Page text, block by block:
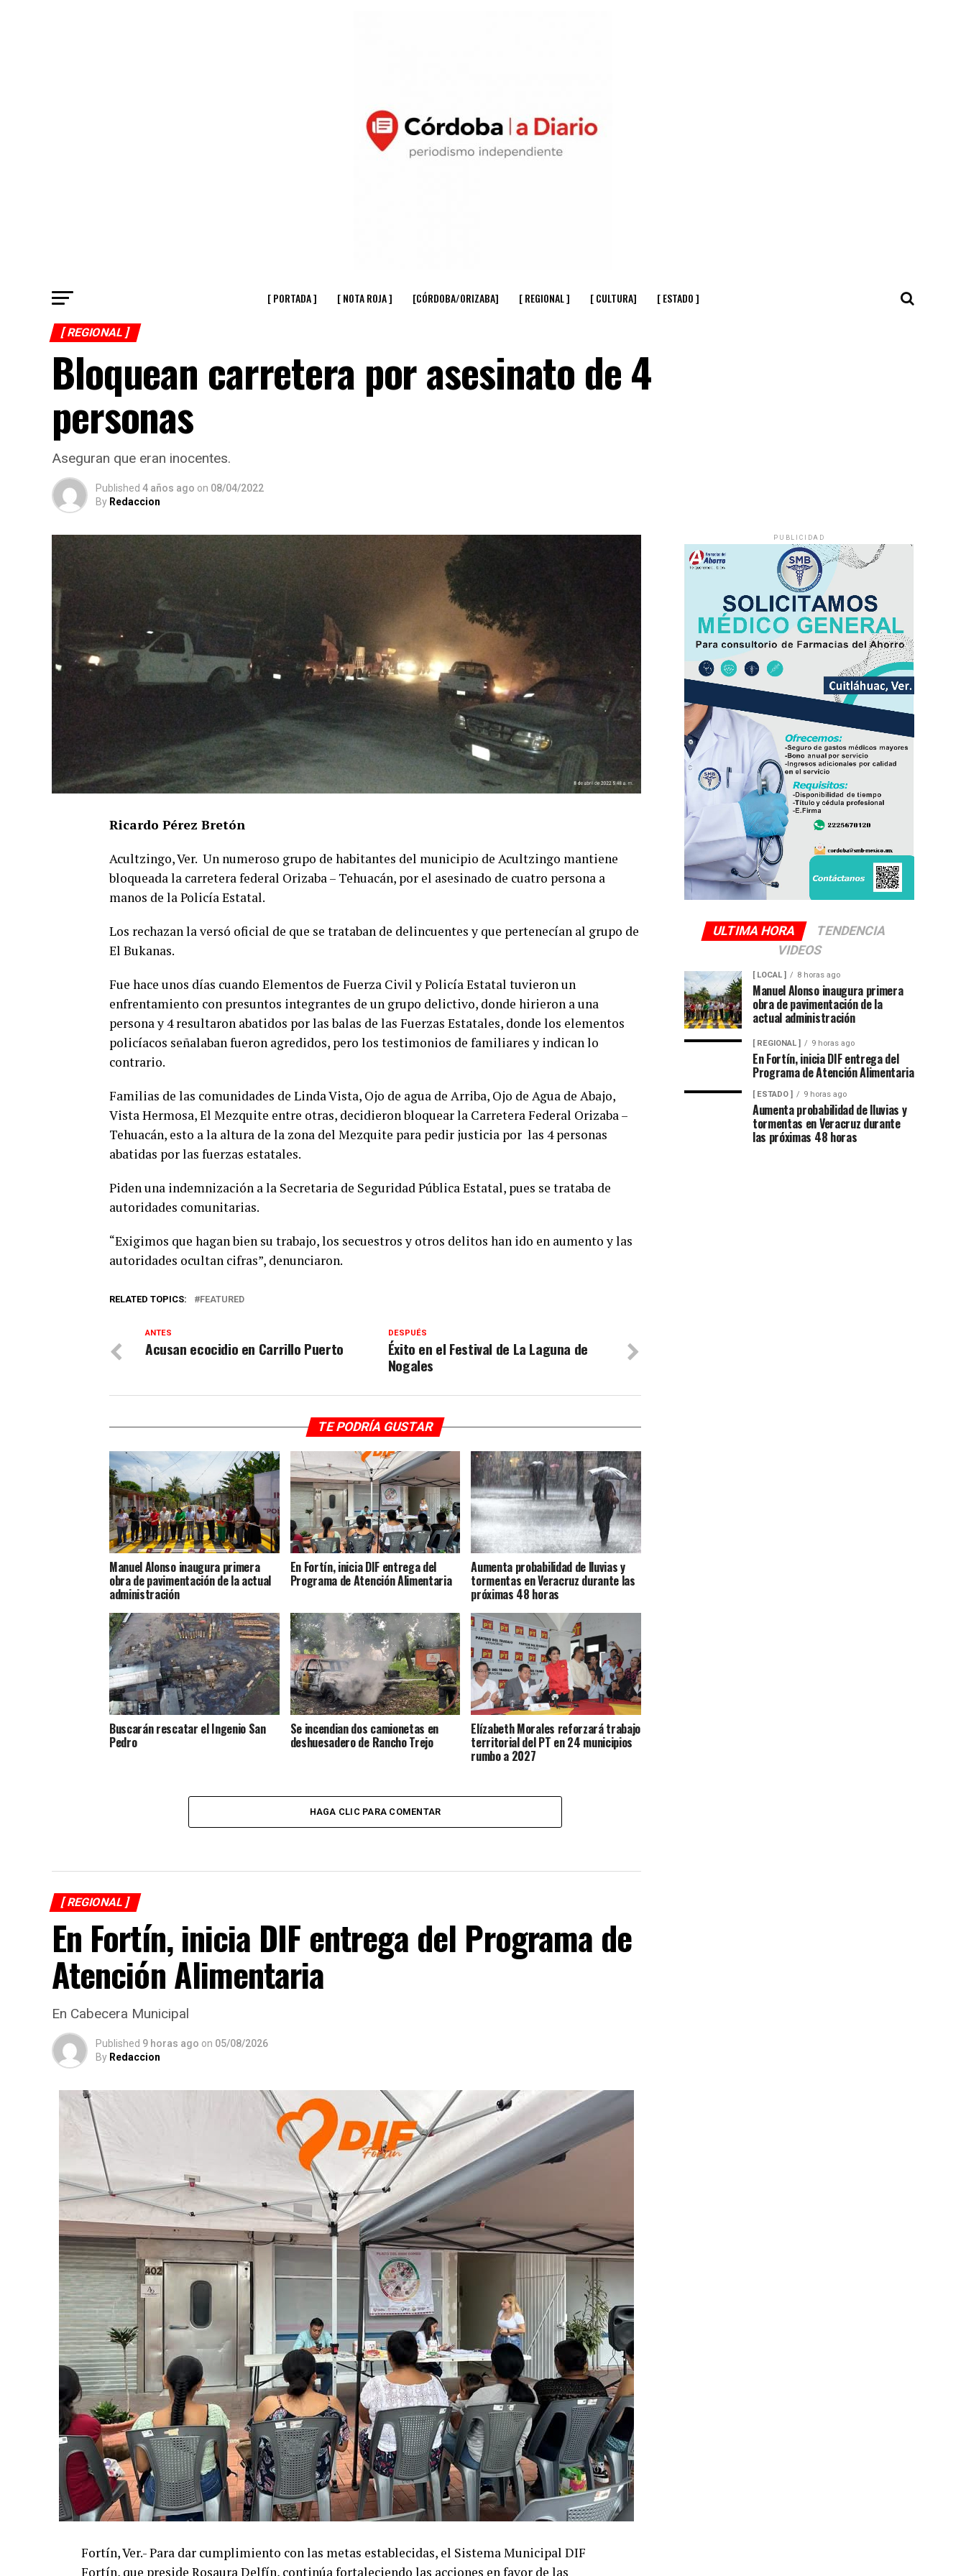
[ PORTADA ] [ NOTA ROJA ] [CÓRDOBA/ORIZABA] [ REGIONAL ] [ CULTURA] [ ESTADO ]
[ REGIONAL ]
Bloquean carretera por asesinato de 4
personas
Aseguran que eran inocentes.
Published 4 años ago on 08/04/2022
By Redaccion
Ricardo Pérez Bretón
Acultzingo, Ver. Un numeroso grupo de habitantes del municipio de Acultzingo mantiene
bloqueada la carretera federal Orizaba – Tehuacán, por el asesinado de cuatro persona a
manos de la Policía Estatal.
Los rechazan la versó oficial de que se trataban de delincuentes y que pertenecían al grupo de
El Bukanas.
Fue hace unos días cuando Elementos de Fuerza Civil y Policía Estatal tuvieron un
enfrentamiento con presuntos integrantes de un grupo delictivo, donde hirieron a una
persona y 4 resultaron abatidos por las balas de las Fuerzas Estatales, donde los elementos
policíacos señalaban fueron agredidos, pero los testimonios de familiares y indican lo
contrario.
Familias de las comunidades de Linda Vista, Ojo de agua de Arriba, Ojo de Agua de Abajo,
Vista Hermosa, El Mezquite entre otras, decidieron bloquear la Carretera Federal Orizaba –
Tehuacán, esto a la altura de la zona del Mezquite para pedir justicia por las 4 personas
abatidas por las fuerzas estatales.
Piden una indemnización a la Secretaria de Seguridad Pública Estatal, pues se trataba de
autoridades comunitarias.
“Exigimos que hagan bien su trabajo, los secuestros y otros delitos han ido en aumento y las
autoridades ocultan cifras”, denunciaron.
RELATED TOPICS: FEATURED
DESPUÉS
Éxito en el Festival de La Laguna de
Nogales
ANTES
Acusan ecocidio en Carrillo Puerto
TE PODRÍA GUSTAR
Manuel Alonso inaugura primera
obra de pavimentación de la actual
administración
En Fortín, inicia DIF entrega del
Programa de Atención Alimentaria
Aumenta probabilidad de lluvias y
tormentas en Veracruz durante las
próximas 48 horas
Buscarán rescatar el Ingenio San
Pedro
Se incendian dos camionetas en
deshuesadero de Rancho Trejo
Elízabeth Morales reforzará trabajo
territorial del PT en 24 municipios
rumbo a 2027
HAGA CLIC PARA COMENTAR
[ REGIONAL ]
En Fortín, inicia DIF entrega del Programa de
Atención Alimentaria
En Cabecera Municipal
Published 9 horas ago on 05/08/2026
By Redaccion
Fortín, Ver.- Para dar cumplimiento con las metas establecidas, el Sistema Municipal DIF
Fortín, que preside Rosaura Delfín, continúa fortaleciendo las acciones en favor de las
PUBLICIDAD
ULTIMA HORA
TENDENCIA
VIDEOS
[ LOCAL ] 8 horas ago
Manuel Alonso inaugura primera
obra de pavimentación de la
actual administración
[ REGIONAL ] 9 horas ago
En Fortín, inicia DIF entrega del
Programa de Atención Alimentaria
[ ESTADO ] 9 horas ago
Aumenta probabilidad de lluvias y
tormentas en Veracruz durante
las próximas 48 horas